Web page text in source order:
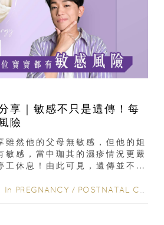
享｜敏感不只是遺傳！每
險
雖然他的父母無敏感，但他的姐
敏感，當中珈其的濕疹情況更嚴
工休息！由此可見，遺傳並不是
In PREGNANCY / POSTNATAL CARE